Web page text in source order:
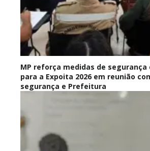
MP reforça medidas de segurança
para a Expoita 2026 em reunião
segurança e Prefeitura